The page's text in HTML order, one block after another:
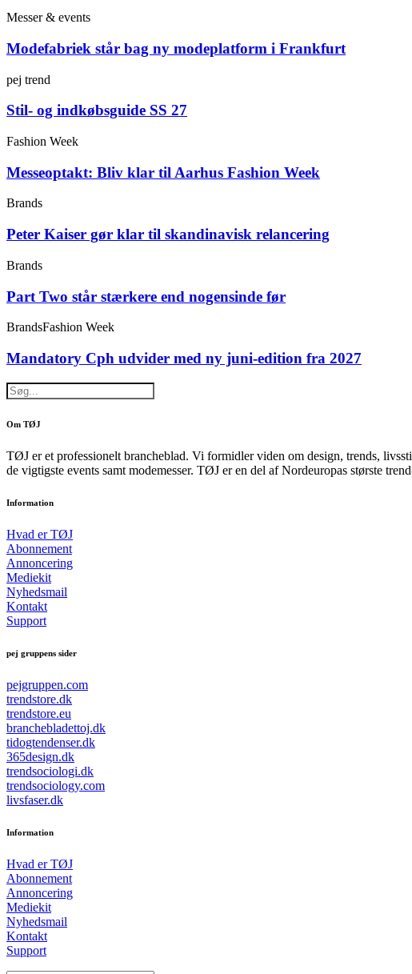
Messer & events
Modefabriek står bag ny modeplatform i Frankfurt
pej trend
Stil- og indkøbsguide SS 27
Fashion Week
Messeoptakt: Bliv klar til Aarhus Fashion Week
Brands
Peter Kaiser gør klar til skandinavisk relancering
Brands
Part Two står stærkere end nogensinde før
BrandsFashion Week
Mandatory Cph udvider med ny juni-edition fra 2027
Om TØJ
TØJ er et professionelt brancheblad. Vi formidler viden om design, trends,
de vigtigste events samt modemesser. TØJ er en del af Nordeuropas største
Information
Hvad er TØJ
Abonnement
Annoncering
Mediekit
Nyhedsmail
Kontakt
Support
pej gruppens sider
pejgruppen.com
trendstore.dk
trendstore.eu
branchebladettoj.dk
tidogtendenser.dk
365design.dk
trendsociologi.dk
trendsociology.com
livsfaser.dk
Information
Hvad er TØJ
Abonnement
Annoncering
Mediekit
Nyhedsmail
Kontakt
Support